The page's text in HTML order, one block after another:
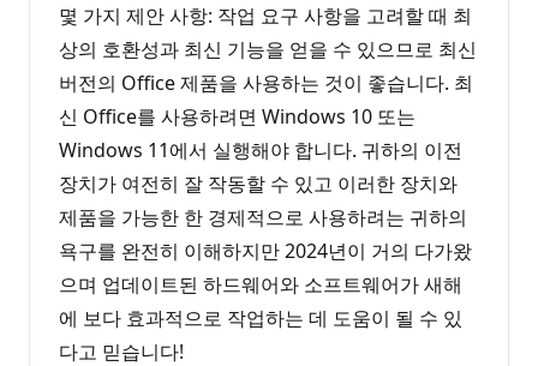
몇 가지 제안 사항: 작업 요구 사항을 고려할 때 최
상의 호환성과 최신 기능을 얻을 수 있으므로 최신
버전의 Office 제품을 사용하는 것이 좋습니다. 최
신 Office를 사용하려면 Windows 10 또는
Windows 11에서 실행해야 합니다. 귀하의 이전
장치가 여전히 잘 작동할 수 있고 이러한 장치와
제품을 가능한 한 경제적으로 사용하려는 귀하의
욕구를 완전히 이해하지만 2024년이 거의 다가왔
으며 업데이트된 하드웨어와 소프트웨어가 새해
에 보다 효과적으로 작업하는 데 도움이 될 수 있
다고 믿습니다!